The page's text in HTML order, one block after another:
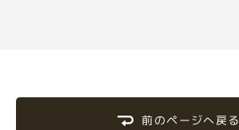
前のページへ戻る